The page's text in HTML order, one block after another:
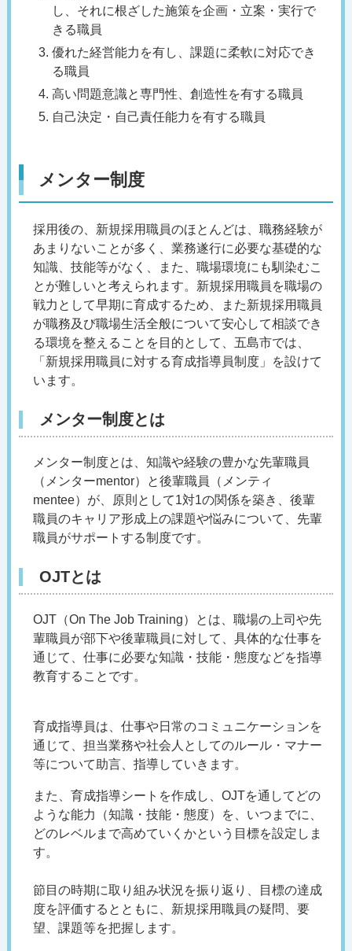
し、それに根ざした施策を企画・立案・実行で
きる職員
優れた経営能力を有し、課題に柔軟に対応でき
る職員
高い問題意識と専門性、創造性を有する職員
自己決定・自己責任能力を有する職員
メンター制度
採用後の、新規採用職員のほとんどは、職務経験が
あまりないことが多く、業務遂行に必要な基礎的な
知識、技能等がなく、また、職場環境にも馴染むこ
とが難しいと考えられます。新規採用職員を職場の
戦力として早期に育成するため、また新規採用職員
が職務及び職場生活全般について安心して相談でき
る環境を整えることを目的として、五島市では、
「新規採用職員に対する育成指導員制度」を設けて
います。
メンター制度とは
メンター制度とは、知識や経験の豊かな先輩職員
（メンターmentor）と後輩職員（メンティ
mentee）が、原則として1対1の関係を築き、後輩
職員のキャリア形成上の課題や悩みについて、先輩
職員がサポートする制度です。
OJTとは
OJT（On The Job Training）とは、職場の上司や先
輩職員が部下や後輩職員に対して、具体的な仕事を
通じて、仕事に必要な知識・技能・態度などを指導
教育することです。
育成指導員は、仕事や日常のコミュニケーションを
通じて、担当業務や社会人としてのルール・マナー
等について助言、指導していきます。
また、育成指導シートを作成し、OJTを通してどの
ような能力（知識・技能・態度）を、いつまでに、
どのレベルまで高めていくかという目標を設定しま
す。
節目の時期に取り組み状況を振り返り、目標の達成
度を評価するとともに、新規採用職員の疑問、要
望、課題等を把握します。